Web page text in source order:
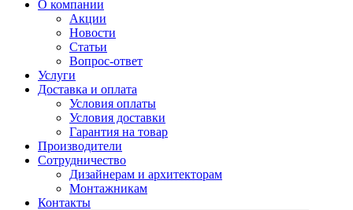
О компании
Акции
Новости
Статьи
Вопрос-ответ
Услуги
Доставка и оплата
Условия оплаты
Условия доставки
Гарантия на товар
Производители
Сотрудничество
Дизайнерам и архитекторам
Монтажникам
Контакты